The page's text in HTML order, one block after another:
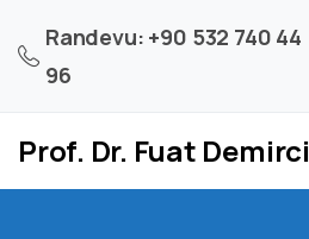
Randevu: +90 532 740 44
96
Prof. Dr. Fuat Demirci